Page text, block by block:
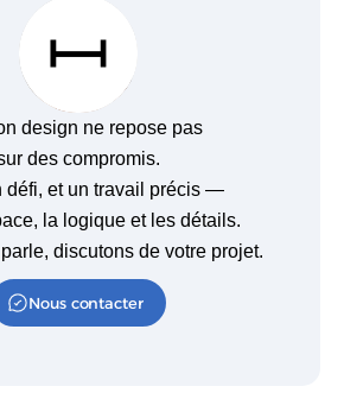
design ne repose pas
des compromis.
défi, et un travail précis —
la logique et les détails.
discutons de votre projet.
Nous contacter